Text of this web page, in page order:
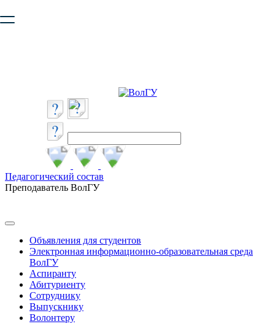
безопасную работу с сайтом. Пожалуйста
Педагогический состав
Преподаватель ВолГУ
Объявления для студентов
Электронная информационно-образовательная среда
ВолГУ
Аспиранту
Абитуриенту
Сотруднику
Выпускнику
Волонтеру